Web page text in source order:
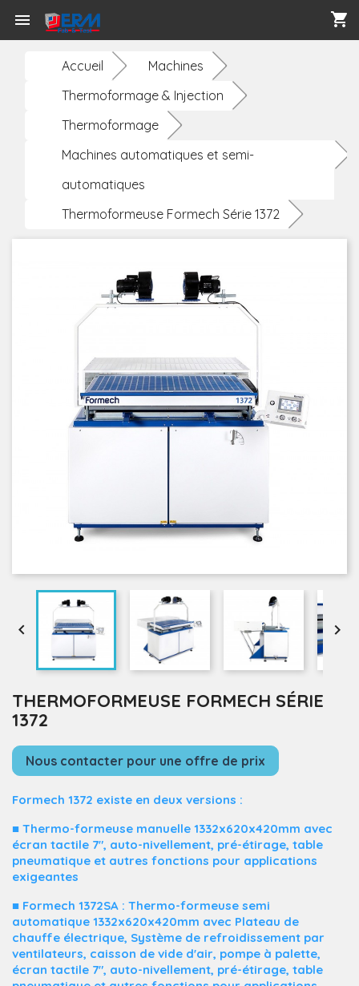
 shopping_cart
Accueil
Machines
Thermoformage & Injection
Thermoformage
Machines automatiques et semi-
automatiques
Thermoformeuse Formech Série 1372
 
THERMOFORMEUSE FORMECH SÉRIE
1372
Nous contacter pour une offre de prix
Formech 1372 existe en deux versions :
■ Thermo-formeuse manuelle 1332x620x420mm avec
écran tactile 7", auto-nivellement, pré-étirage, table
pneumatique et autres fonctions pour applications
exigeantes
■ Formech 1372SA : Thermo-formeuse semi
automatique 1332x620x420mm avec Plateau de
chauffe électrique, Système de refroidissement par
ventilateurs, caisson de vide d'air, pompe à palette,
écran tactile 7", auto-nivellement, pré-étirage, table